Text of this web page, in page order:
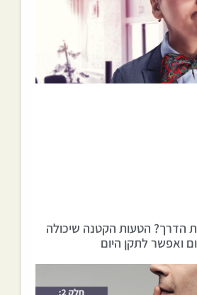
הדרך? הטעות הקטנה שיכולה
ואפשר לתקן היום